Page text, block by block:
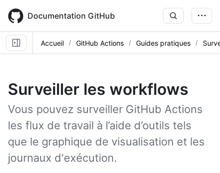
main
content
Documentation GitHub
Accueil GitHub Actions Guides pratiques
Surveiller les workflows
Vous pouvez surveiller GitHub Actions
les flux de travail à l’aide d’outils tels
que le graphique de visualisation et les
journaux d'exécution.